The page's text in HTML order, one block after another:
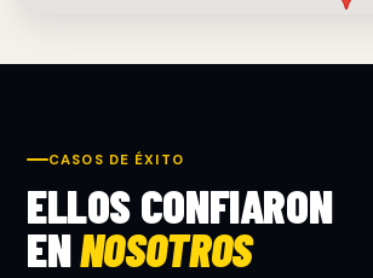
CASOS DE ÉXITO
ELLOS CONFIARON
ENNOSOTROS